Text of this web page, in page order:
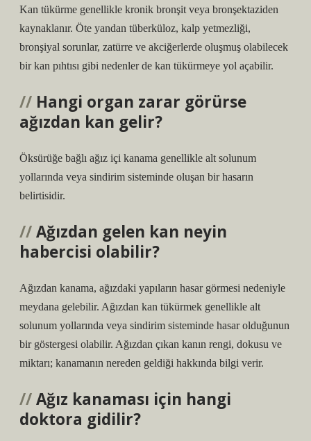
Kan tükürme genellikle kronik bronşit veya bronşektaziden
kaynaklanır. Öte yandan tüberküloz, kalp yetmezliği,
bronşiyal sorunlar, zatürre ve akciğerlerde oluşmuş olabilecek
bir kan pıhtısı gibi nedenler de kan tükürmeye yol açabilir.
Hangi organ zarar görürse
ağızdan kan gelir?
Öksürüğe bağlı ağız içi kanama genellikle alt solunum
yollarında veya sindirim sisteminde oluşan bir hasarın
belirtisidir.
Ağızdan gelen kan neyin
habercisi olabilir?
Ağızdan kanama, ağızdaki yapıların hasar görmesi nedeniyle
meydana gelebilir. Ağızdan kan tükürmek genellikle alt
solunum yollarında veya sindirim sisteminde hasar olduğunun
bir göstergesi olabilir. Ağızdan çıkan kanın rengi, dokusu ve
miktarı; kanamanın nereden geldiği hakkında bilgi verir.
Ağız kanaması için hangi
doktora gidilir?